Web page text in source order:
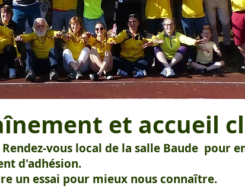
et accueil
vous local de la salle Baude pour
d'adhésion.
un essai pour mieux nous connaître.